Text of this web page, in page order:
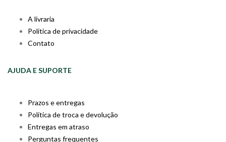
A livraria
Política de privacidade
Contato
AJUDA E SUPORTE
Prazos e entregas
Política de troca e devolução
Entregas em atraso
Perguntas frequentes